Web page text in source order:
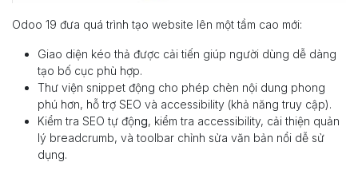
Odoo 19 đưa quá trình tạo website lên một tầm cao mới:
Giao diện kéo thả được cải tiến giúp người dùng dễ dàng
tạo bố cục phù hợp.
Thư viện snippet động cho phép chèn nội dung phong
phú hơn, hỗ trợ SEO và accessibility (khả năng truy cập).
Kiểm tra SEO tự động, kiểm tra accessibility, cải thiện quản
lý breadcrumb, và toolbar chỉnh sửa văn bản nổi dễ sử
dụng.